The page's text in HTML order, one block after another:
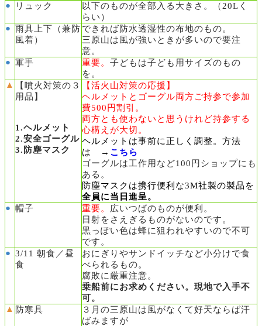
●
リュック
以下のものが全部入る大きさ。（20Lく
らい）
● 雨具上下（兼防
風着）
できれば防水透湿性の布地のもの。
三原山は風が強いときが多いので要注
意。
● 軍手 重要。 子どもは子ども用サイズのもの
を。
▲
【噴火対策の３
用品】
1.ヘルメット
2.安全ゴーグル
3.防塵マスク
【活火山対策の応援 】
ヘルメットとゴーグル両方ご持参で参加
費500円割引。
両方とも使わないと思うけれど持参する
心構えが大切。
ヘルメットは事前に正しく調整。 方法
は → こちら
ゴーグルは工作用など100円ショップにも
ある。
防塵マスクは携行便利な3M社製の製品を
全員に当日 進呈。
● 帽子 重要。 広いつばのものが便利。
日射をさえぎるものがないのです。
黒っぽい色は蜂に狙われやすいので不可
です。
● 3/11 朝食／昼
食
おにぎりやサンドイッチなど小分けで食
べられるもの。
腐敗に厳重注意。
乗船前にお求めください。現地で入手不
可。
▲ 防寒具
３月の三原山は風がなくて好天ならば汗
ばみますが